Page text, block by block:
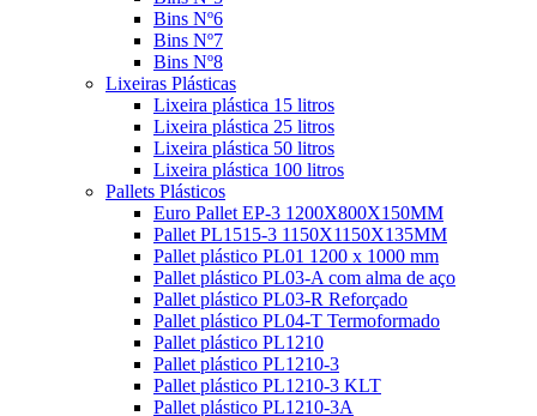
Bins Nº6
Bins Nº7
Bins Nº8
Lixeiras Plásticas
Lixeira plástica 15 litros
Lixeira plástica 25 litros
Lixeira plástica 50 litros
Lixeira plástica 100 litros
Pallets Plásticos
Euro Pallet EP-3 1200X800X150MM
Pallet PL1515-3 1150X1150X135MM
Pallet plástico PL01 1200 x 1000 mm
Pallet plástico PL03-A com alma de aço
Pallet plástico PL03-R Reforçado
Pallet plástico PL04-T Termoformado
Pallet plástico PL1210
Pallet plástico PL1210-3
Pallet plástico PL1210-3 KLT
Pallet plástico PL1210-3A